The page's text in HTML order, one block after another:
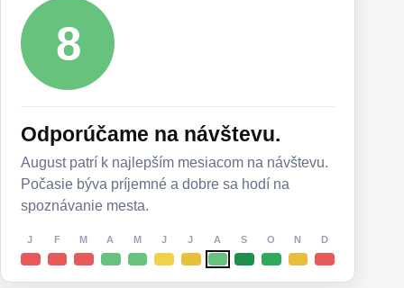
8
Odporúčame na návštevu.
August patrí k najlepším mesiacom na návštevu.
Počasie býva príjemné a dobre sa hodí na
spoznávanie mesta.
J F M A M J J A S O N D